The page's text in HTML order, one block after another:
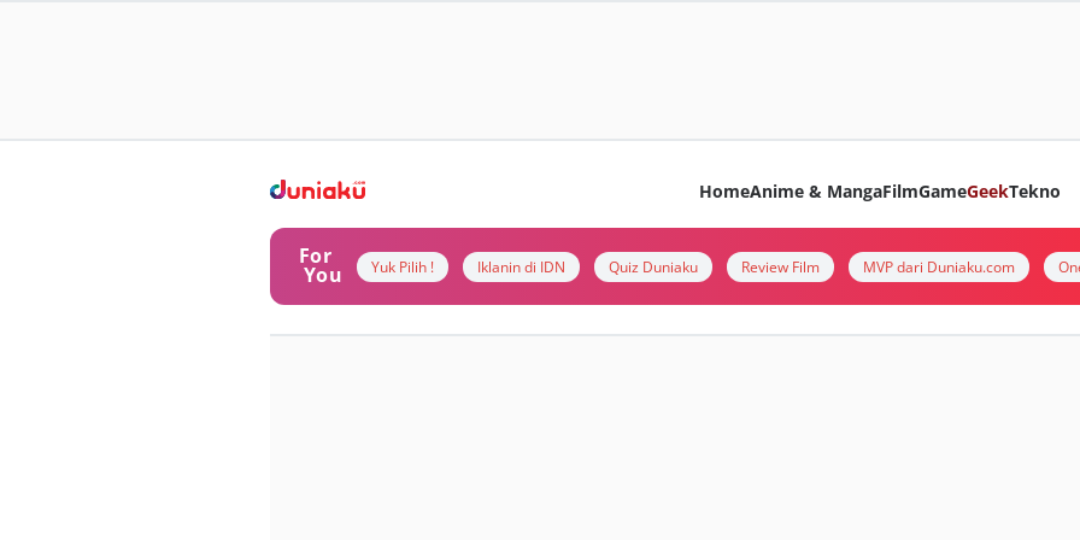
HomeAnime & MangaFilmGameGeekTekno
For
You Yuk Pilih ! Iklanin di IDN Quiz Duniaku Review Film MVP dari Duniaku.com